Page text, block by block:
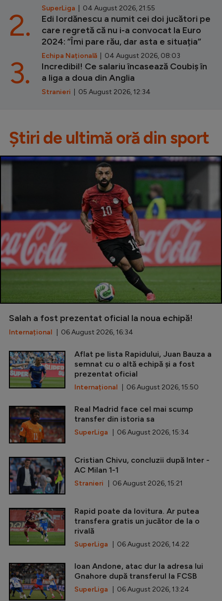
SuperLiga | 04 August 2026, 21:55
Edi Iordănescu a numit cei doi jucători pe
care regretă că nu i-a convocat la Euro
2024: ”Îmi pare rău, dar asta e situația”
Echipa Națională | 04 August 2026, 08:03
2.
Incredibil! Ce salariu încasează Coubiș în
a liga a doua din Anglia
Stranieri | 05 August 2026, 12:34
3.
Știri de ultimă oră din sport
Salah a fost prezentat oficial la noua echipă!
Internațional | 06 August 2026, 16:34
Aflat pe lista Rapidului, Juan Bauza a
semnat cu o altă echipă și a fost
prezentat oficial
Internațional | 06 August 2026, 15:50
Real Madrid face cel mai scump
transfer din istoria sa
SuperLiga | 06 August 2026, 15:34
Cristian Chivu, concluzii după Inter -
AC Milan 1-1
Stranieri | 06 August 2026, 15:21
Rapid poate da lovitura. Ar putea
transfera gratis un jucător de la o
rivală
SuperLiga | 06 August 2026, 14:22
Ioan Andone, atac dur la adresa lui
Gnahore după transferul la FCSB
SuperLiga | 06 August 2026, 13:24